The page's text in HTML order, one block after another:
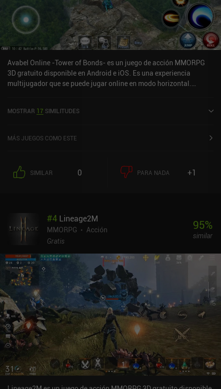
Avabel Online -Tower of Bonds- es un juego de acción MMORPG
3D gratuito disponible en Android e iOS. Es una experiencia
multijugador que se puede jugar online en modo horizontal.
sobre 5,0 en la App Store de iOS.
MOSTRAR 17 SIMILITUDES
MÁS JUEGOS COMO ESTE
SIMILAR 0 PARA NADA +1
#4 Lineage2M
MMORPG
Acción
Gratis
95%
similar